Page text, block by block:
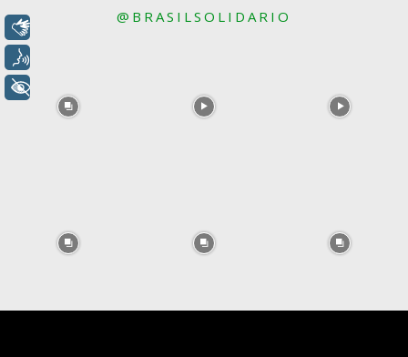
@BRASILSOLIDARIO